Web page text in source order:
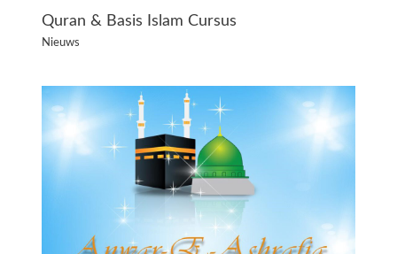
Quran & Basis Islam Cursus
Nieuws